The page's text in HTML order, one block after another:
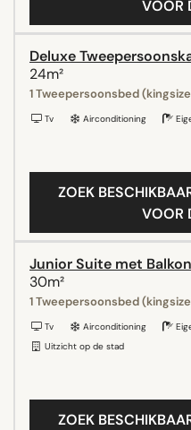
VOOR
Deluxe
24m²
1 Tweepersoonsbed
Tv Airconditioning
ZOEK
VOOR
Junior Suite met Balkon
30m²
1 Tweepersoonsbed
Tv Airconditioning
Uitzicht op de stad
ZOEK